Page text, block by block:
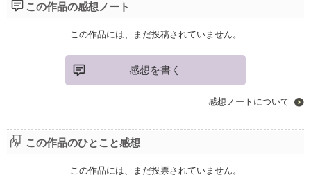
この作品の感想ノート
この作品には、まだ投稿されていません。
感想を書く
感想ノートについて
この作品のひとこと感想
この作品には、まだ投票されていません。